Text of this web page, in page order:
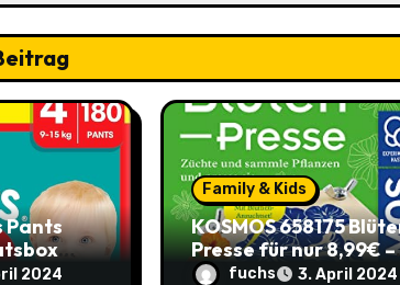
Pants
pro
2024
Family & Kids
KOSMOS 658175
Presse für nur 8,99€ –
Spare 2,90€ im
fuchs 3. April 2024